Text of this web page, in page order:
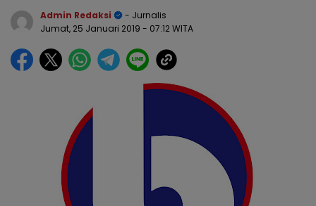
Admin Redaksi
- Jurnalis
Jumat, 25 Januari 2019 - 07:12 WITA